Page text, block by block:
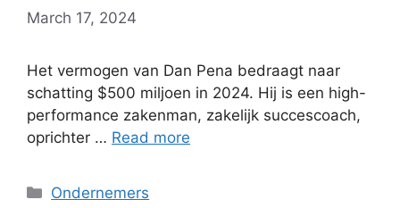
March 17, 2024
Het vermogen van Dan Pena bedraagt naar
schatting $500 miljoen in 2024. Hij is een high-
performance zakenman, zakelijk succescoach,
oprichter … Read more
Categories
Ondernemers